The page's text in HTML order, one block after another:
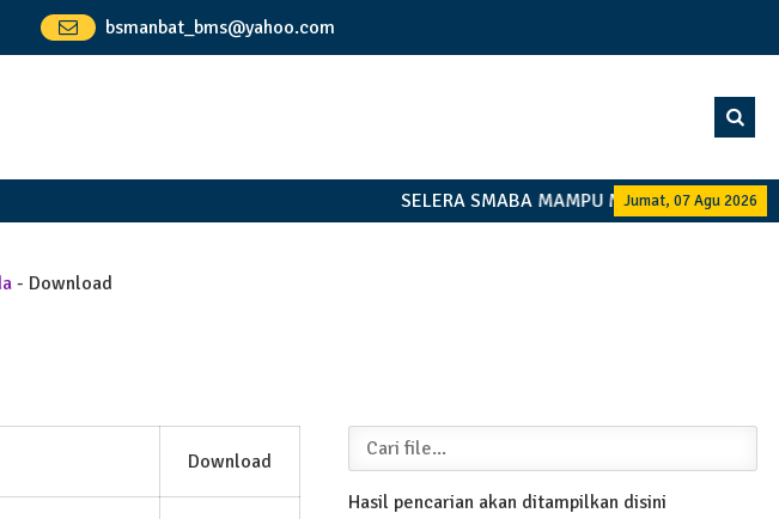
bsmanbat_bms@yahoo.com
Jumat, 07 Agu 2026
SELERA SMABA MAMPU MANDIRI
- Download
Download
Hasil pencarian akan ditampilkan disini